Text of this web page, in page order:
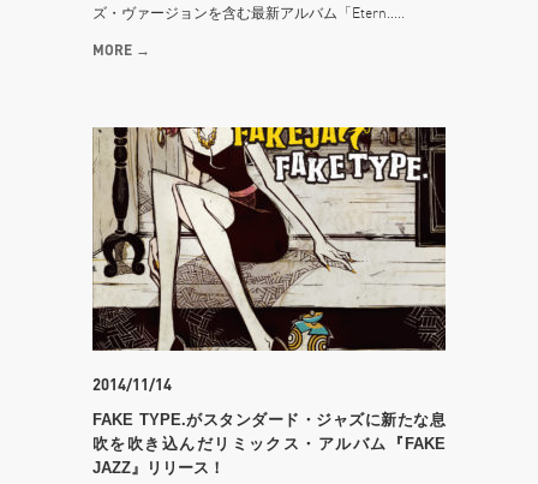
ズ・ヴァージョンを含む最新アルバム「Etern.....
MORE →
2014/11/14
FAKE TYPE.がスタンダード・ジャズに新たな息
吹を吹き込んだリミックス・アルバム『FAKE
JAZZ』リリース！